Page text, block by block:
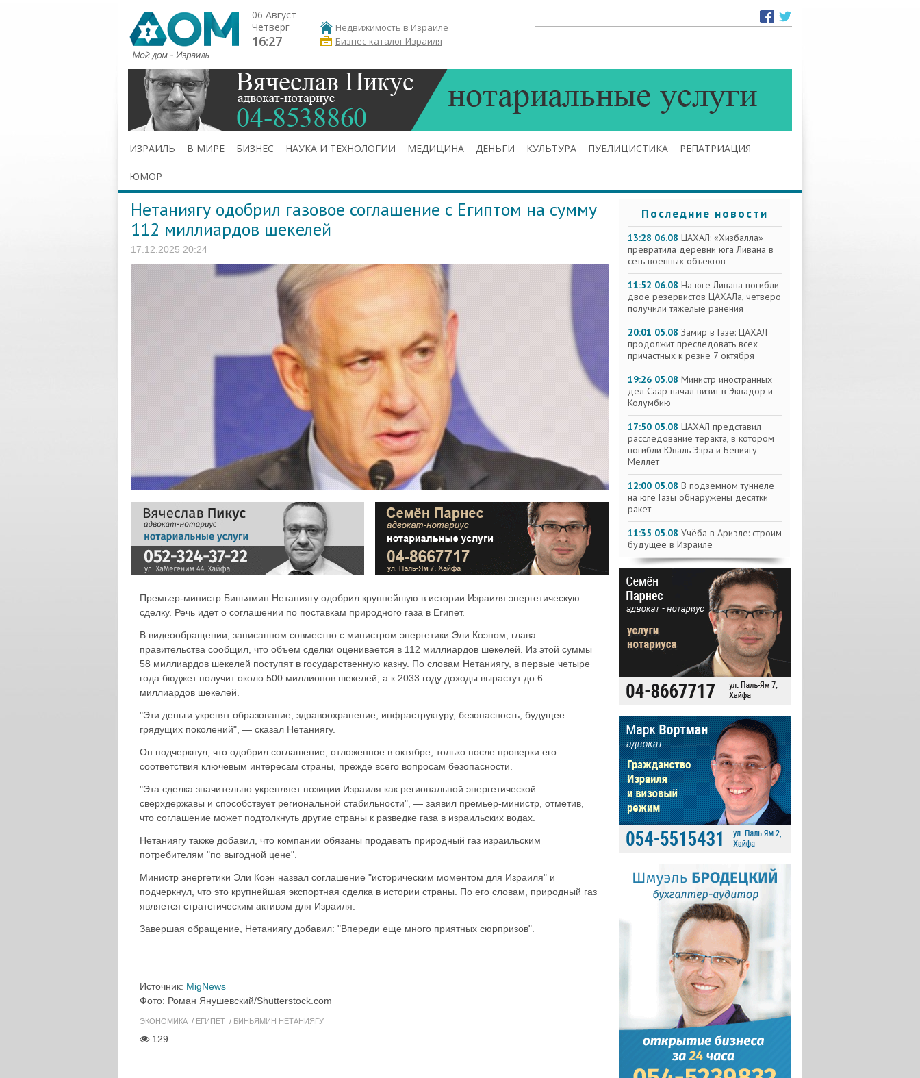
06 Август
Четверг
16:27
Недвижимость в Израиле
Бизнес-каталог Израиля
ИЗРАИЛЬ В МИРЕ БИЗНЕС НАУКА И ТЕХНОЛОГИИ МЕДИЦИНА ДЕНЬГИ КУЛЬТУРА ПУБЛИЦИСТИКА РЕПАТРИАЦИЯ
ЮМОР
Нетаниягу одобрил газовое соглашение с Египтом на сумму
112 миллиардов шекелей
17.12.2025 20:24
Премьер-министр Биньямин Нетаниягу одобрил крупнейшую в истории Израиля энергетическую
сделку. Речь идет о соглашении по поставкам природного газа в Египет.
В видеообращении, записанном совместно с министром энергетики Эли Коэном, глава
правительства сообщил, что объем сделки оценивается в 112 миллиардов шекелей. Из этой суммы
58 миллиардов шекелей поступят в государственную казну. По словам Нетаниягу, в первые четыре
года бюджет получит около 500 миллионов шекелей, а к 2033 году доходы вырастут до 6
миллиардов шекелей.
"Эти деньги укрепят образование, здравоохранение, инфраструктуру, безопасность, будущее
грядущих поколений", — сказал Нетаниягу.
Он подчеркнул, что одобрил соглашение, отложенное в октябре, только после проверки его
соответствия ключевым интересам страны, прежде всего вопросам безопасности.
"Эта сделка значительно укрепляет позиции Израиля как региональной энергетической
сверхдержавы и способствует региональной стабильности", — заявил премьер-министр, отметив,
что соглашение может подтолкнуть другие страны к разведке газа в израильских водах.
Нетаниягу также добавил, что компании обязаны продавать природный газ израильским
потребителям "по выгодной цене".
Министр энергетики Эли Коэн назвал соглашение "историческим моментом для Израиля" и
подчеркнул, что это крупнейшая экспортная сделка в истории страны. По его словам, природный газ
является стратегическим активом для Израиля.
Завершая обращение, Нетаниягу добавил: "Впереди еще много приятных сюрпризов".
Источник: MigNews
Фото: Роман Янушевский/Shutterstock.com
ЭКОНОМИКА ЕГИПЕТ БИНЬЯМИН НЕТАНИЯГУ
129
Последние новости
13:28 06.08 ЦАХАЛ: «Хизбалла»
превратила деревни юга Ливана в
сеть военных объектов
11:52 06.08 На юге Ливана погибли
двое резервистов ЦАХАЛа, четверо
получили тяжелые ранения
20:01 05.08 Замир в Газе: ЦАХАЛ
продолжит преследовать всех
причастных к резне 7 октября
19:26 05.08 Министр иностранных
дел Саар начал визит в Эквадор и
Колумбию
17:50 05.08 ЦАХАЛ представил
расследование теракта, в котором
погибли Юваль Эзра и Бениягу
Меллет
12:00 05.08 В подземном туннеле
на юге Газы обнаружены десятки
ракет
11:35 05.08 Учёба в Ариэле: строим
будущее в Израиле